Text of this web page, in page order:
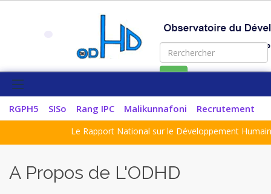
OK
RGPH5 SISo Rang IPC Malikunnafoni Recrutement
Le Rapport National sur le Développement
A Propos de L'ODHD